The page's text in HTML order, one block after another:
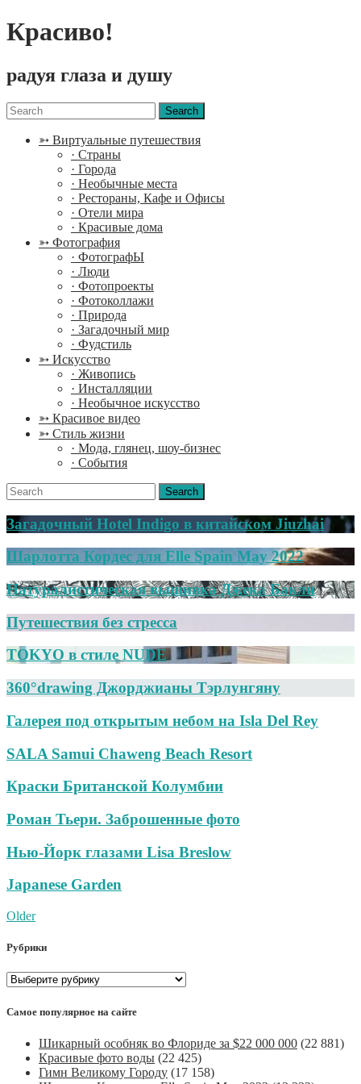
Красиво!
радуя глаза и душу
Menu
Search
for:
➳ Виртуальные путешествия
· Страны
· Города
· Необычные места
· Рестораны, Кафе и Офисы
· Отели мира
· Красивые дома
➳ Фотография
· ФотографЫ
· Люди
· Фотопроекты
· Фотоколлажи
· Природа
· Загадочный мир
· Фудстиль
➳ Искусство
· Живопись
· Инсталляции
· Необычное искусство
➳ Красивое видео
➳ Стиль жизни
· Мода, глянец, шоу-бизнес
· События
Search
for:
Загадочный Hotel Indigo в китайском Jiuzhai
Шарлотта Кордес для Elle Spain May 2022
Натуралистическая вышивка Джека Бакли
Путешествия без стресса
TOKYO в стиле NUDE
360°drawing Джорджианы Тэрлунгяну
Галерея под открытым небом на Isla Del Rey
SALA Samui Chaweng Beach Resort
Краски Британской Колумбии
Роман Тьери. Заброшенные фото
Нью-Йорк глазами Lisa Breslow
Japanese Garden
Post
navigation
Older
Рубрики
Рубрики
Самое популярное на сайте
Шикарный особняк во Флориде за $22 000 000 (22 881)
Красивые фото воды (22 425)
Гимн Великому Городу (17 158)